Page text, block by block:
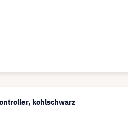
kohlschwarz